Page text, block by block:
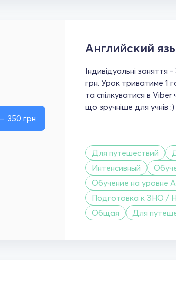
350 грн
Английский
Індивідуальні заняття
грн. Урок триватиме 1
та спілкуватися в
що зручніше для учнів :)
Для путешествий
Интенсивный
Обучение на уровне
Подготовка к ЗНО /
Общая
Для